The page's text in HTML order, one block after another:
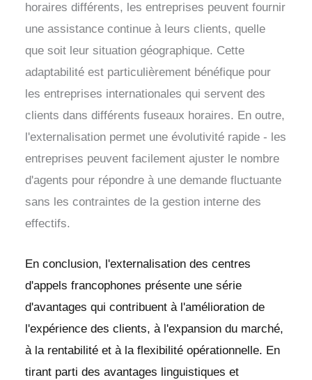
horaires différents, les entreprises peuvent fournir
une assistance continue à leurs clients, quelle
que soit leur situation géographique. Cette
adaptabilité est particulièrement bénéfique pour
les entreprises internationales qui servent des
clients dans différents fuseaux horaires. En outre,
l'externalisation permet une évolutivité rapide - les
entreprises peuvent facilement ajuster le nombre
d'agents pour répondre à une demande fluctuante
sans les contraintes de la gestion interne des
effectifs.
En conclusion, l'externalisation des centres
d'appels francophones présente une série
d'avantages qui contribuent à l'amélioration de
l'expérience des clients, à l'expansion du marché,
à la rentabilité et à la flexibilité opérationnelle. En
tirant parti des avantages linguistiques et